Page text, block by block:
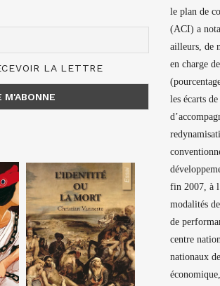
le plan de
(ACI) a
ailleurs, de
en charge
les écarts
fin 2007, à
modalités
de
centre
nationaux
LA LETTRE